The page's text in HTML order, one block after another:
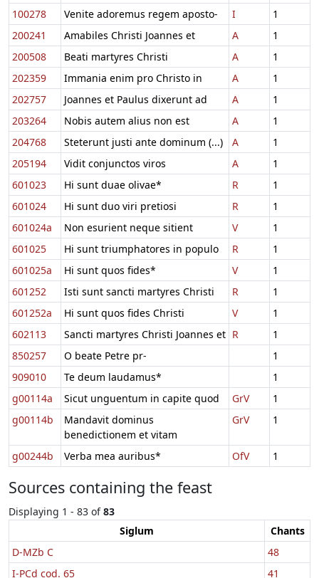
100278
Venite adoremus regem aposto- I
1
200241
Amabiles Christi Joannes et A
1
200508
Beati martyres Christi A
1
202359
Immania enim pro Christo in A
1
202757
Joannes et Paulus dixerunt ad A
1
203264
Nobis autem alius non est A
1
204768
Steterunt justi ante dominum (...) A
1
205194
Vidit conjunctos viros A
1
601023
Hi sunt duae olivae* R
1
601024
Hi sunt duo viri pretiosi R
1
601024a
Non esurient neque sitient V
1
601025
Hi sunt triumphatores in populo R
1
601025a
Hi sunt quos fides* V
1
601252
Isti sunt sancti martyres Christi R
1
601252a
Hi sunt quos fides Christi V
1
602113
Sancti martyres Christi Joannes et R
1
850257
O beate Petre pr-
1
909010
Te deum laudamus*
1
g00114a
Sicut unguentum in capite quod GrV
1
g00114b
Mandavit dominus
benedictionem et vitam
GrV 1
g00244b Verba mea auribus* OfV 1
Sources containing the feast
Displaying 1 - 83 of83
Siglum
Chants
D-MZb C
48
I-PCd cod. 65
41